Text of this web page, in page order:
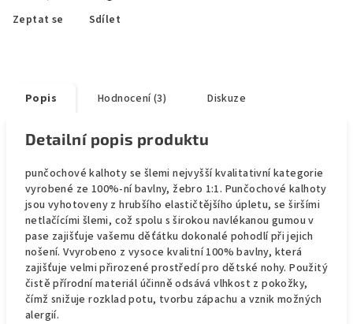
Zeptat se Sdílet
Popis Hodnocení (3) Diskuze
Detailní popis produktu
punčochové kalhoty se šlemi nejvyšší kvalitativní kategorie
vyrobené ze 100%-ní bavlny, žebro 1:1. Punčochové kalhoty
jsou vyhotoveny z hrubšího elastičtějšího úpletu, se širšími
netlačícími šlemi, což spolu s širokou navlékanou gumou v
pase zajišťuje vašemu děťátku dokonalé pohodlí při jejich
nošení. Vvyrobeno z vysoce kvalitní 100% bavlny, která
zajišťuje velmi přirozené prostředí pro dětské nohy. Použitý
čistě přírodní materiál účinně odsává vlhkost z pokožky,
čímž snižuje rozklad potu, tvorbu zápachu a vznik možných
alergií.